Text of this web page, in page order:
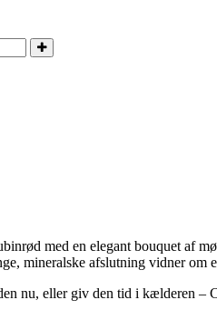
med en elegant bouquet af
mineralske afslutning vidner om
nu, eller giv den tid i kælderen –